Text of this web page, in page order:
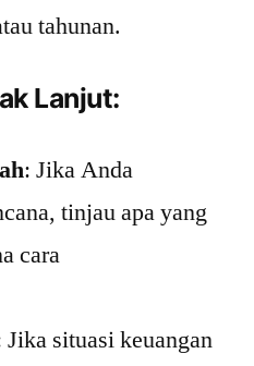
tahunan.
Lanjut:
: Jika Anda
tinjau apa yang
cara
Jika situasi keuangan